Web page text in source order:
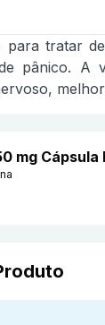
tratar
pânico. A
mg